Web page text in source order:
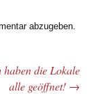
abzugeben.
haben die Lokale
alle geöffnet! →